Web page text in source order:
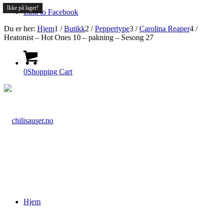
Link to Facebook
Du er her: Hjem1 / Butikk2 / Peppertype3 / Carolina Reaper4 /
Heatonist – Hot Ones 10 – pakning – Sesong 27
0Shopping Cart
Hjem
Ikke på lager!